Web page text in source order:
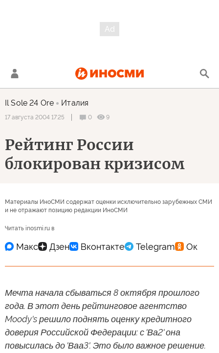
Il Sole 24 Ore Италия
17 августа 2004 17:25 0 9
Рейтинг России
блокирован кризисом
Материалы ИноСМИ содержат оценки исключительно зарубежных СМИ
и не отражают позицию редакции ИноСМИ
Читать inosmi.ru в
Мечта начала сбываться 8 октября прошлого
года. В этот день рейтинговое агентство
Moody's решило поднять оценку кредитного
доверия Российской Федерации: с 'Ва2' она
повысилась до 'Ваа3'. Это было важное решение.